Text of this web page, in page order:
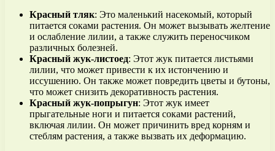
Красный тляк: Это маленький насекомый, который
питается соками растения. Он может вызывать желтение
и ослабление лилии, а также служить переносчиком
различных болезней.
Красный жук-листоед: Этот жук питается листьями
лилии, что может привести к их истончению и
иссушению. Он также может повредить цветы и бутоны,
что может снизить декоративность растения.
Красный жук-попрыгун: Этот жук имеет
прыгательные ноги и питается соками растений,
включая лилии. Он может причинить вред корням и
стеблям растения, а также вызвать их деформацию.